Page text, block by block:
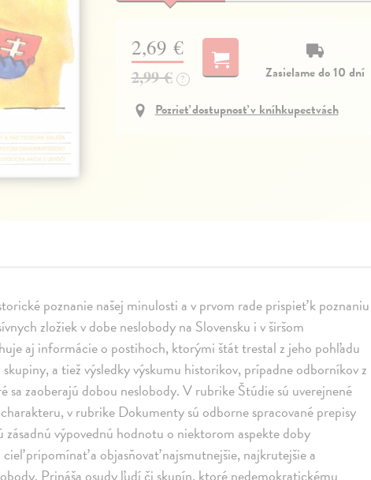
2,69 €
2,99 € ?
Zasielame do 10 dní
Pozrieť dostupnosť v kníhkupectvách
poznanie našej minulosti a v prvom rade prispieť k poznaniu
zložiek v dobe neslobody na Slovensku i v širšom
aj informácie o postihoch, ktorými štát trestal z jeho pohľadu
a tiež výsledky výskumu historikov, prípadne odborníkov z
sa zaoberajú dobou neslobody. V rubrike Štúdie sú uverejnené
v rubrike Dokumenty sú odborne spracované prepisy
výpovednú hodnotu o niektorom aspekte doby
pripomínať a objasňovať najsmutnejšie, najkrutejšie a
Prináša osudy ľudí či skupín, ktoré nedemokratickému